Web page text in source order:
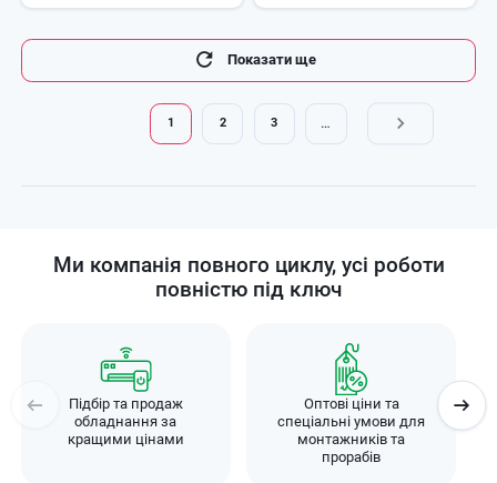
Розбивка
на
Показати ще
Поточна
сторінка
1 Page
2 Page
3 …
Ми компанія повного циклу, усі роботи
повністю під ключ
Підбір та продаж
обладнання за
кращими цінами
Оптові ціни та
спеціальні умови для
монтажників та
прорабів